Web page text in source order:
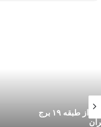
کشف جسد پادکستر